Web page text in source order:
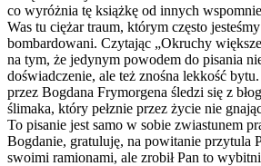
co wyróżnia tę książkę od innych
Was tu ciężar traum, którym często
bombardowani. Czytając „Okruchy większej
na tym, że jedynym powodem do pisania
doświadczenie, ale też znośna lekkość
przez Bogdana Frymorgena śledzi się z
ślimaka, który pełznie przez życie nie
To pisanie jest samo w sobie zwiastunem
Bogdanie, gratuluję, na powitanie przytula
swoimi ramionami, ale zrobił Pan to